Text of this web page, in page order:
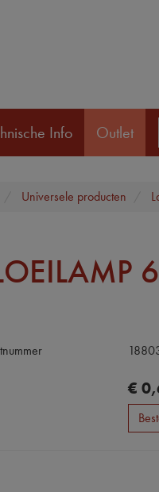
Info Outlet
Universele producten
€ 0,